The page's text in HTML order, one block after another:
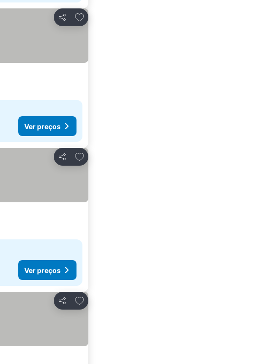
Partilhar
Adicionar aos favoritos
Ver preços
Partilhar
Adicionar aos favoritos
Ver preços
Partilhar
Adicionar aos favoritos